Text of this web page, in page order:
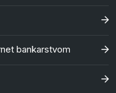
bankarstvom